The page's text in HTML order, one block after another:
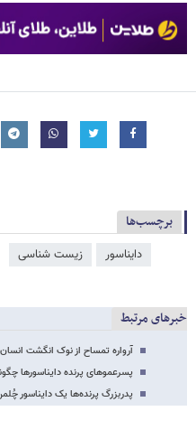
برچسب‌ها
دایناسور زیست شناسی
خبرهای مرتبط
آرواره تمساح از نوک انگشت
پسرعموهای پرنده دایناسورها
پدربزرگ پرنده‌ها یک دایناسور